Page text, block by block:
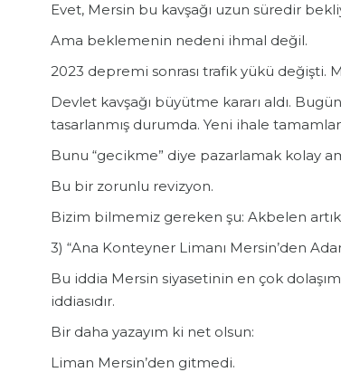
Evet, Mersin bu kavşağı uzun süredir
Ama beklemenin nedeni ihmal değil.
2023 depremi sonrası trafik yükü değişti.
Devlet kavşağı büyütme kararı aldı.
tasarlanmış durumda. Yeni ihale
Bunu “gecikme” diye pazarlamak kolay
Bu bir zorunlu revizyon.
Bizim bilmemiz gereken şu: Akbelen
3) “Ana Konteyner Limanı Mersin’den
Bu iddia Mersin siyasetinin en çok
iddiasıdır.
Bir daha yazayım ki net olsun:
Liman Mersin’den gitmedi.